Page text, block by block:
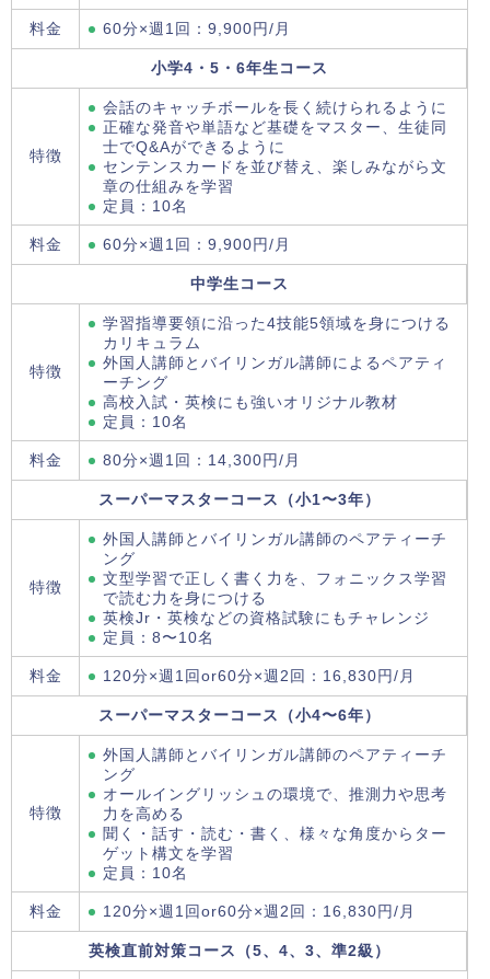
料金 60分×週1回：9,900円/月
小学4・5・6年生コース
特徴
会話のキャッチボールを長く続けられるように
正確な発音や単語など基礎をマスター、生徒同
士でQ&Aができるように
センテンスカードを並び替え、楽しみながら文
章の仕組みを学習
定員：10名
料金 60分×週1回：9,900円/月
中学生コース
特徴
学習指導要領に沿った4技能5領域を身につける
カリキュラム
外国人講師とバイリンガル講師によるペアティ
ーチング
高校入試・英検にも強いオリジナル教材
定員：10名
料金 80分×週1回：14,300円/月
スーパーマスターコース（小1〜3年）
特徴
外国人講師とバイリンガル講師のペアティーチ
ング
文型学習で正しく書く力を、フォニックス学習
で読む力を身につける
英検Jr・英検などの資格試験にもチャレンジ
定員：8〜10名
料金 120分×週1回or60分×週2回：16,830円/月
スーパーマスターコース（小4〜6年）
特徴
外国人講師とバイリンガル講師のペアティーチ
ング
オールイングリッシュの環境で、推測力や思考
力を高める
聞く・話す・読む・書く、様々な角度からター
ゲット構文を学習
定員：10名
料金 120分×週1回or60分×週2回：16,830円/月
英検直前対策コース（5、4、3、準2級）